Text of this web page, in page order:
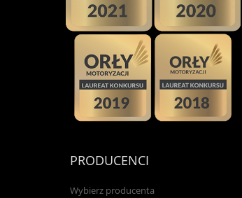
PRODUCENCI
Wybierz producenta